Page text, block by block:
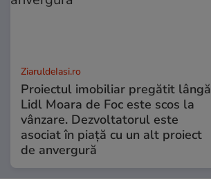
ZiaruldeIasi.ro
Proiectul imobiliar pregătit lângă
Lidl Moara de Foc este scos la
vânzare. Dezvoltatorul este
asociat în piață cu un alt proiect
de anvergură